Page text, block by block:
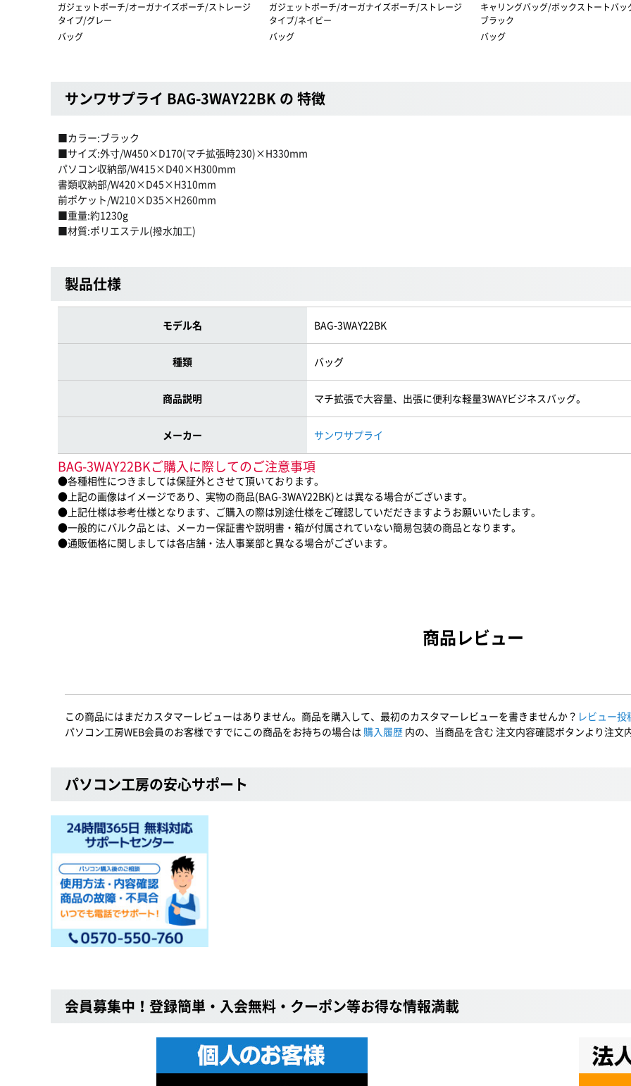
ガジェットポーチ/オーガナイズポーチ/ストレージ
タイプ/グレー
バッグ
ガジェットポーチ/オーガナイズポーチ/ストレージ
タイプ/ネイビー
バッグ
キャリングバッグ/ボックストートバ
ブラック
バッグ
サンワサプライ BAG-3WAY22BK の 特徴
■カラー:ブラック
■サイズ:外寸/W450×D170(マチ拡張時230)×H330mm
パソコン収納部/W415×D40×H300mm
書類収納部/W420×D45×H310mm
前ポケット/W210×D35×H260mm
■重量:約1230g
■材質:ポリエステル(撥水加工)
製品仕様
モデル名 BAG-3WAY22BK
種類 バッグ
商品説明 マチ拡張で大容量、出張に便利な軽量3WAYビジネスバッグ。
メーカー サンワサプライ
BAG-3WAY22BKご購入に際してのご注意事項
●各種相性につきましては保証外とさせて頂いております。
●上記の画像はイメージであり、実物の商品(BAG-3WAY22BK)とは異なる場合がございます。
●上記仕様は参考仕様となります、ご購入の際は別途仕様をご確認していだだきますようお願いいたします。
●一般的にバルク品とは、メーカー保証書や説明書・箱が付属されていない簡易包装の商品となります。
●通販価格に関しましては各店舗・法人事業部と異なる場合がございます。
商品レビュー
この商品にはまだカスタマーレビューはありません。商品を購入して、最初のカスタマーレビューを書きませんか？ レビュー
パソコン工房WEB会員のお客様ですでにこの商品をお持ちの場合は 購入履歴 内の、当商品を含む 注文内容確認ボタンより注文
パソコン工房の安心サポート
会員募集中！登録簡単・入会無料・クーポン等お得な情報満載